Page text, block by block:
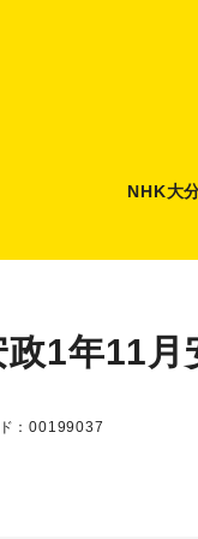
NHK大
政1年11
：00199037